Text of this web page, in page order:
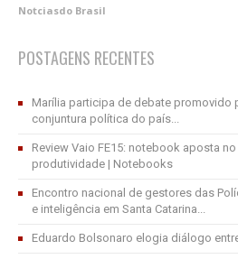
Notciasdo Brasil
POSTAGENS RECENTES
Marília participa de debate promovido
conjuntura política do país...
Review Vaio FE15: notebook aposta
produtividade | Notebooks
Encontro nacional de gestores das
e inteligência em Santa Catarina...
Eduardo Bolsonaro elogia diálogo